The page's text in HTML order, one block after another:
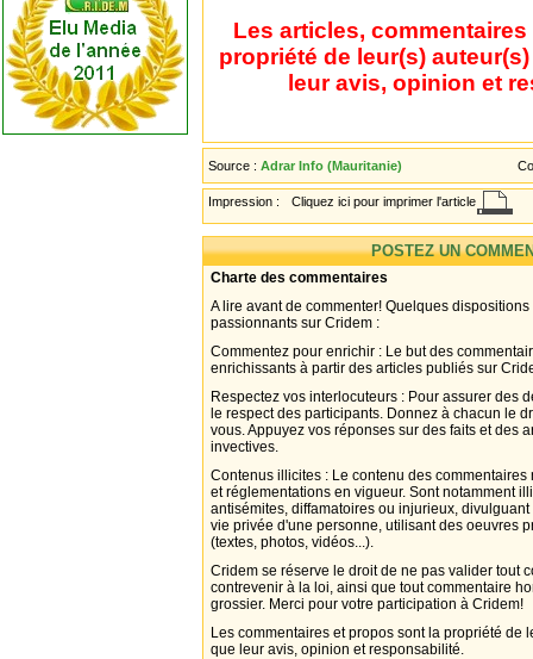
Les articles,
propriété de leur(s)
leur avis, opinion et
Source : Adrar Info (Mauritanie)
Impression : Cliquez ici pour imprimer l'article
POSTEZ UN
Charte des commentaires
A lire avant de commenter! Quelques
passionnants sur Cridem :
Commentez pour enrichir : Le but des
enrichissants à partir des articles publiés sur
Respectez vos interlocuteurs : Pour assurer des
le respect des participants. Donnez à chacun le
vous. Appuyez vos réponses sur des faits et des
invectives.
Contenus illicites : Le contenu des
et réglementations en vigueur. Sont notamment
antisémites, diffamatoires ou injurieux,
vie privée d'une personne, utilisant des oeuvres
(textes, photos, vidéos...).
Cridem se réserve le droit de ne pas valider tout
contrevenir à la loi, ainsi que tout commentaire
grossier. Merci pour votre participation à Cridem!
Les commentaires et propos sont la propriété de
que leur avis, opinion et responsabilité.